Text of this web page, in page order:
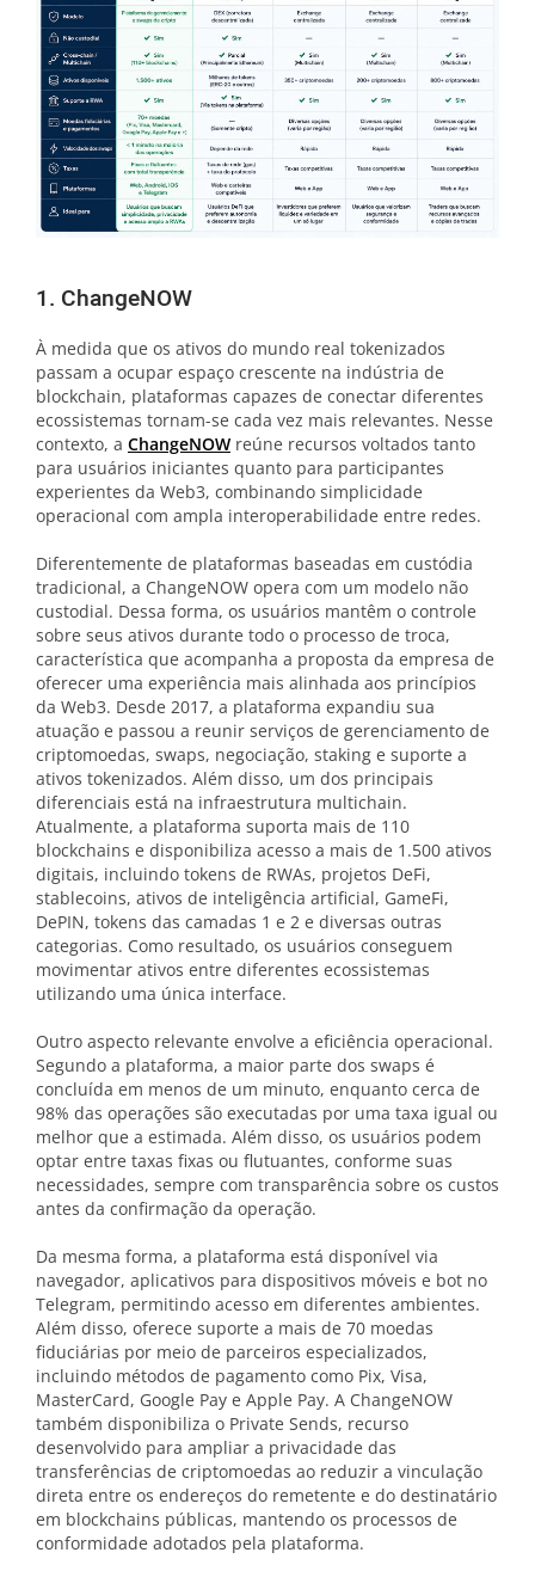
1. ChangeNOW
À medida que os ativos do mundo real tokenizados
passam a ocupar espaço crescente na indústria de
blockchain, plataformas capazes de conectar diferentes
ecossistemas tornam-se cada vez mais relevantes. Nesse
contexto, a ChangeNOW reúne recursos voltados tanto
para usuários iniciantes quanto para participantes
experientes da Web3, combinando simplicidade
operacional com ampla interoperabilidade entre redes.
Diferentemente de plataformas baseadas em custódia
tradicional, a ChangeNOW opera com um modelo não
custodial. Dessa forma, os usuários mantêm o controle
sobre seus ativos durante todo o processo de troca,
característica que acompanha a proposta da empresa de
oferecer uma experiência mais alinhada aos princípios
da Web3. Desde 2017, a plataforma expandiu sua
atuação e passou a reunir serviços de gerenciamento de
criptomoedas, swaps, negociação, staking e suporte a
ativos tokenizados. Além disso, um dos principais
diferenciais está na infraestrutura multichain.
Atualmente, a plataforma suporta mais de 110
blockchains e disponibiliza acesso a mais de 1.500 ativos
digitais, incluindo tokens de RWAs, projetos DeFi,
stablecoins, ativos de inteligência artificial, GameFi,
DePIN, tokens das camadas 1 e 2 e diversas outras
categorias. Como resultado, os usuários conseguem
movimentar ativos entre diferentes ecossistemas
utilizando uma única interface.
Outro aspecto relevante envolve a eficiência operacional.
Segundo a plataforma, a maior parte dos swaps é
concluída em menos de um minuto, enquanto cerca de
98% das operações são executadas por uma taxa igual ou
melhor que a estimada. Além disso, os usuários podem
optar entre taxas fixas ou flutuantes, conforme suas
necessidades, sempre com transparência sobre os custos
antes da confirmação da operação.
Da mesma forma, a plataforma está disponível via
navegador, aplicativos para dispositivos móveis e bot no
Telegram, permitindo acesso em diferentes ambientes.
Além disso, oferece suporte a mais de 70 moedas
fiduciárias por meio de parceiros especializados,
incluindo métodos de pagamento como Pix, Visa,
MasterCard, Google Pay e Apple Pay. A ChangeNOW
também disponibiliza o Private Sends, recurso
desenvolvido para ampliar a privacidade das
transferências de criptomoedas ao reduzir a vinculação
direta entre os endereços do remetente e do destinatário
em blockchains públicas, mantendo os processos de
conformidade adotados pela plataforma.